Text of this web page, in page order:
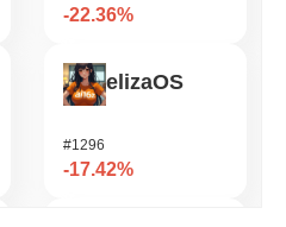
-22.36%
elizaOS
#1296
-17.42%